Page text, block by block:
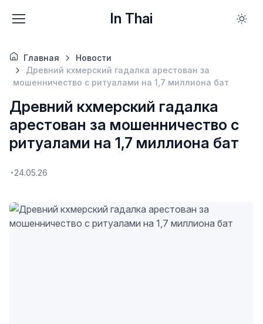
In Thai
Главная
Новости
Древний кхмерский гадалка арестован за
мошенничество с ритуалами на 1,7 миллиона бат
Древний кхмерский гадалка
арестован за мошенничество с
ритуалами на 1,7 миллиона бат
24.05.26